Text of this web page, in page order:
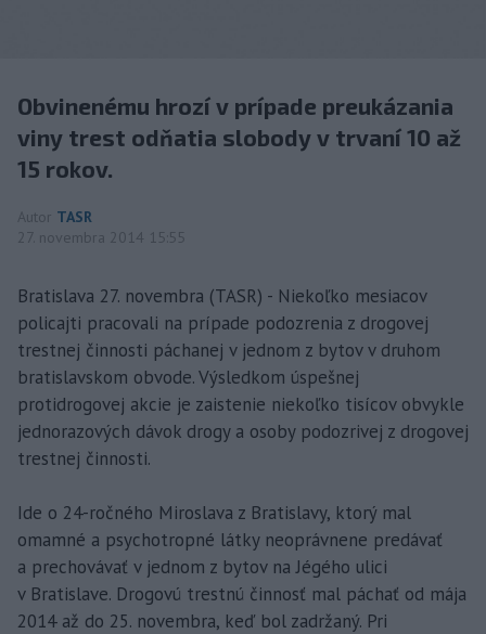
Obvinenému hrozí v prípade preukázania
viny trest odňatia slobody v trvaní 10 až
15 rokov.
Autor TASR
27. novembra 2014 15:55
Bratislava 27. novembra (TASR) - Niekoľko mesiacov
policajti pracovali na prípade podozrenia z drogovej
trestnej činnosti páchanej v jednom z bytov v druhom
bratislavskom obvode. Výsledkom úspešnej
protidrogovej akcie je zaistenie niekoľko tisícov obvykle
jednorazových dávok drogy a osoby podozrivej z drogovej
trestnej činnosti.
Ide o 24-ročného Miroslava z Bratislavy, ktorý mal
omamné a psychotropné látky neoprávnene predávať
a prechovávať v jednom z bytov na Jégého ulici
v Bratislave. Drogovú trestnú činnosť mal páchať od mája
2014 až do 25. novembra, keď bol zadržaný. Pri